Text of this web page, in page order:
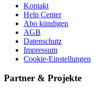
Kontakt
Help Center
Abo kündigen
AGB
Datenschutz
Impressum
Cookie-Einstellungen
Partner & Projekte